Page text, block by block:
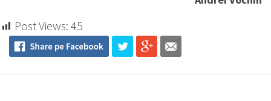
Post Views: 45